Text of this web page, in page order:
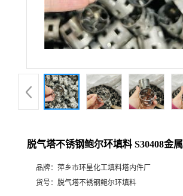
脱气塔不锈钢鲍尔环填料 S30408金
品牌： 萍乡市环星化工填料塔内件厂
货号： 脱气塔不锈钢鲍尔环填料